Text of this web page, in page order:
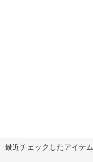
最近チェックしたアイテム